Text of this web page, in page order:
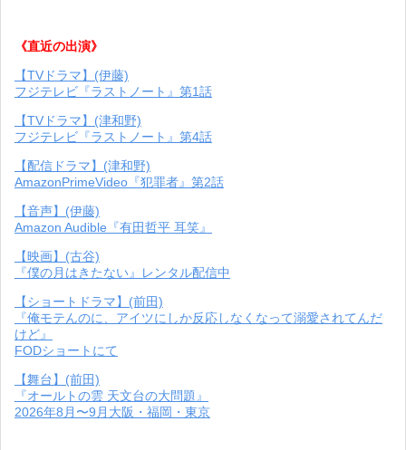
《直近の出演》
【TVドラマ】(伊藤)
フジテレビ『ラストノート』第1話
【TVドラマ】(津和野)
フジテレビ『ラストノート』第4話
【配信ドラマ】(津和野)
AmazonPrimeVideo『犯罪者』第2話
【音声】(伊藤)
Amazon Audible『有田哲平 耳笑』
【映画】(古谷)
『僕の月はきたない』レンタル配信中
【ショートドラマ】(前田)
『俺モテんのに、アイツにしか反応しなくなって溺愛されてんだ
けど』
FODショートにて
【舞台】(前田)
『オールトの雲 天文台の大問題』
2026年8月〜9月大阪・福岡・東京